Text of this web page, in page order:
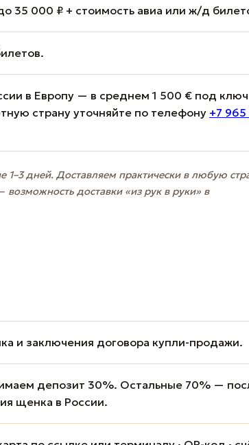
35 000 ₽ + стоимость авиа или ж/д
в Европу — в среднем 1 500 € под
страну уточняйте по телефону +7 965
1–3 дней. Доставляем практически в любую
доставки «из рук в руки» в
и заключения договора купли-продажи.
депозит 30%. Остальные 70% —
щенка в России.